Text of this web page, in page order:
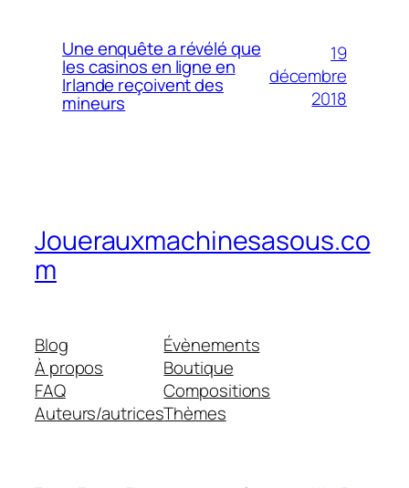
Une enquête a révélé que
les casinos en ligne en
Irlande reçoivent des
mineurs
19
décembre
2018
Jouerauxmachinesasous.co
m
Blog
À propos
FAQ
Auteurs/autrices
Évènements
Boutique
Compositions
Thèmes